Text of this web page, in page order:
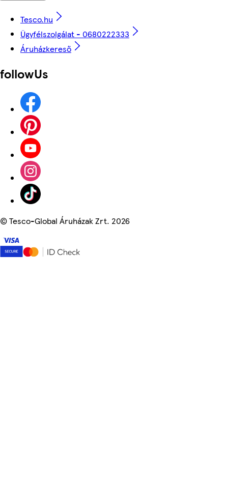
Tesco.hu
Ügyfélszolgálat - 0680222333
Áruházkereső
followUs
©Tesco-Global Áruházak Zrt. 2026